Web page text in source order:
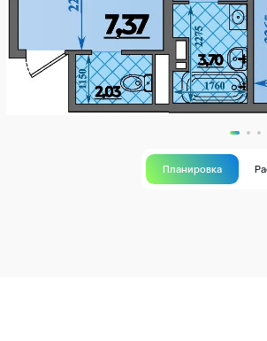
Планировка